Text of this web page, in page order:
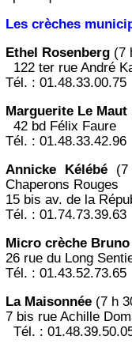
Les crèches
Ethel Rosenberg (7
122 ter rue André
Tél. : 01.48.33.00.75
Marguerite Le Maut
42 bd Félix Faure
Tél. : 01.48.33.42.96
Annicke Kélébé(7
Chaperons Rouges
15 bis av. de la
Tél. : 01.74.73.39.63
Micro crèche
26 rue du Long
Tél. : 01.43.52.73.65
La Maisonnée(7 h
7 bis rue Achille
Tél. :